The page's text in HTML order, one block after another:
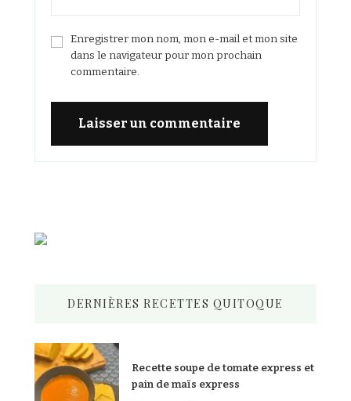
Enregistrer mon nom, mon e-mail et mon site
dans le navigateur pour mon prochain
commentaire.
DERNIÈRES RECETTES QUITOQUE
Recette soupe de tomate express et
pain de maïs express